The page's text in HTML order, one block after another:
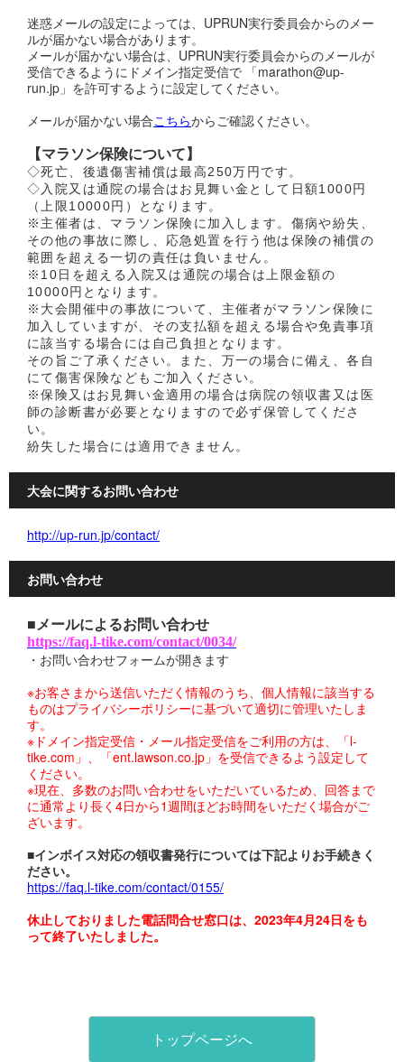
迷惑メールの設定によっては、UPRUN実行委員会からのメー
ルが届かない場合があります。
メールが届かない場合は、UPRUN実行委員会からのメールが
受信できるようにドメイン指定受信で 「marathon@up-
run.jp」を許可するように設定してください。
メールが届かない場合こちらからご確認ください。
【マラソン保険について】
◇死亡、後遺傷害補償は最高250万円です。
◇入院又は通院の場合はお見舞い金として日額1000円
（上限10000円）となります。
※主催者は、マラソン保険に加入します。傷病や紛失、
その他の事故に際し、応急処置を行う他は保険の補償の
範囲を超える一切の責任は負いません。
※10日を超える入院又は通院の場合は上限金額の
10000円となります。
※大会開催中の事故について、主催者がマラソン保険に
加入していますが、その支払額を超える場合や免責事項
に該当する場合には自己負担となります。
その旨ご了承ください。また、万一の場合に備え、各自
にて傷害保険などもご加入ください。
※保険又はお見舞い金適用の場合は病院の領収書又は医
師の診断書が必要となりますので必ず保管してくださ
い。
紛失した場合には適用できません。
大会に関するお問い合わせ
http://up-run.jp/contact/
お問い合わせ
■メールによるお問い合わせ
https://faq.l-tike.com/contact/0034/
・お問い合わせフォームが開きます
※お客さまから送信いただく情報のうち、個人情報に該当する
ものはプライバシーポリシーに基づいて適切に管理いたしま
す。
※ドメイン指定受信・メール指定受信をご利用の方は、「l-
tike.com」、「ent.lawson.co.jp」を受信できるよう設定して
ください。
※現在、多数のお問い合わせをいただいているため、回答まで
に通常より長く4日から1週間ほどお時間をいただく場合がご
ざいます。
■インボイス対応の領収書発行については下記よりお手続きく
ださい。
https://faq.l-tike.com/contact/0155/
休止しておりました電話問合せ窓口は、2023年4月24日をも
って終了いたしました。
トップページへ